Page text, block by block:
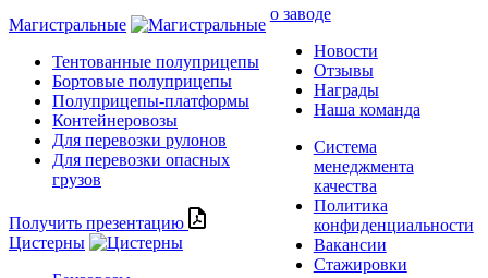
Магистральные
Тентованные полуприцепы
Бортовые полуприцепы
Полуприцепы-платформы
Контейнеровозы
Для перевозки рулонов
Для перевозки опасных
грузов
Получить презентацию
Цистерны
о заводе
Новости
Отзывы
Награды
Наша команда
Система
менеджмента
качества
Политика
конфиденциальности
Вакансии
Стажировки